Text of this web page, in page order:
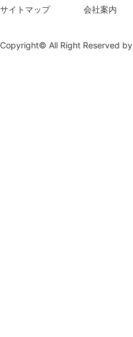
サイトマップ 会社案内
Copyright© All Right Reserved by